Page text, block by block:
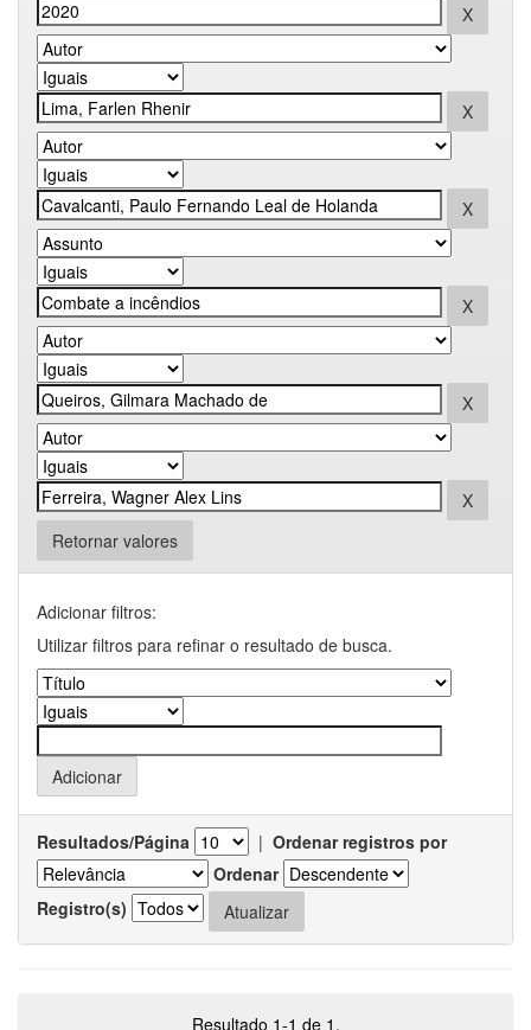
Retornar valores
Adicionar filtros:
Utilizar filtros para refinar o resultado de busca.
Resultados/Página | Ordenar registros por
Ordenar
Registro(s)
Resultado 1-1 de 1.